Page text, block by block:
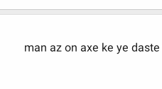
man az on axe ke ye